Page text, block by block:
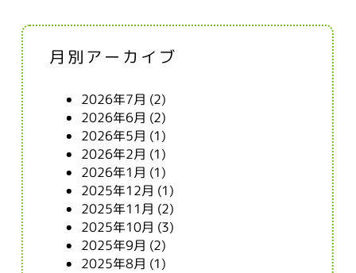
月別アーカイブ
2026年7月 (2)
2026年6月 (2)
2026年5月 (1)
2026年2月 (1)
2026年1月 (1)
2025年12月 (1)
2025年11月 (2)
2025年10月 (3)
2025年9月 (2)
2025年8月 (1)